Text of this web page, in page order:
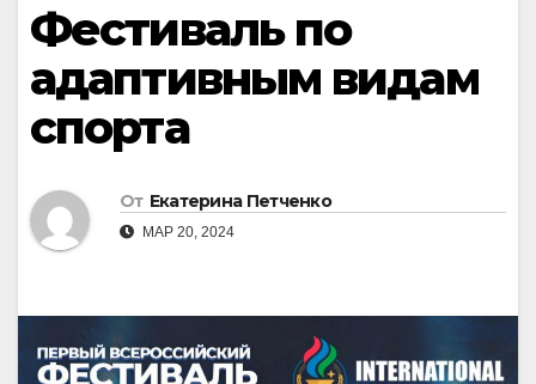
Фестиваль по
адаптивным видам
спорта
От Екатерина Петченко
МАР 20, 2024